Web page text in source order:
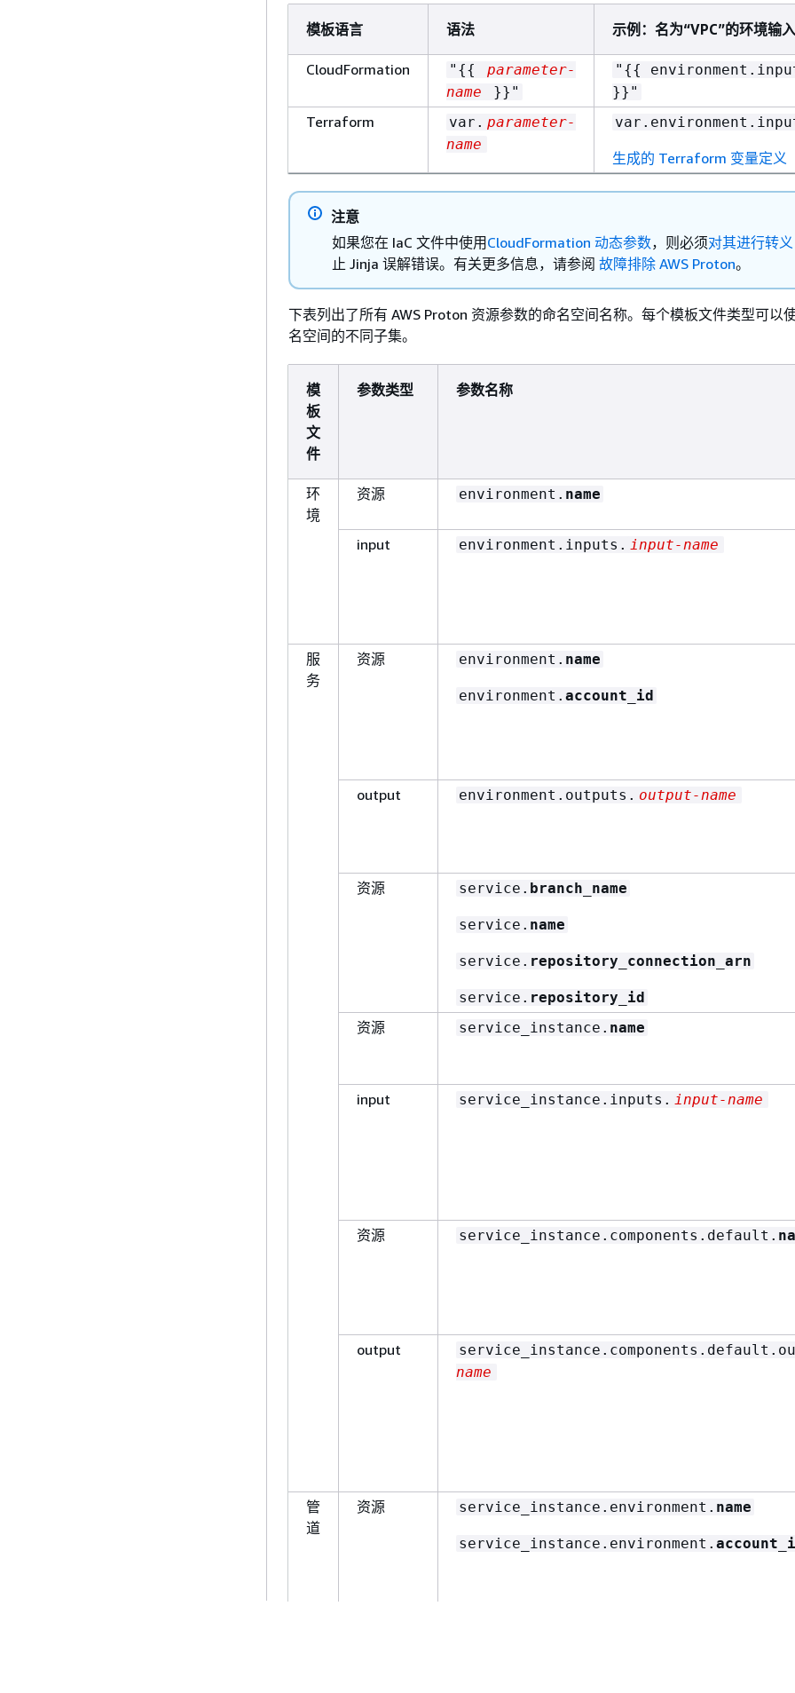
模板语言 语法 示例：名为“VPC”的环境输入
CloudFormation " {{
parameter-
name
}}"
" {{
}}"
Terraform var. parameter-
name
生成的 Terraform 变量定义
注意
如果您在 IaC 文件中使用 CloudFormation 动态参数，则必须对其进行转义
止 Jinja 误解错误。有关更多信息，请参阅 故障排除 AWS Proton。
下表列出了所有 AWS Proton 资源参数的命名空间名称。每个模板文件类型可以
名空间的不同子集。
模
板
文
件
参数类型 参数名称
环
境
资源 environment. name
input
environment.inputs. input-name
服
务
资源 environment. name
environment. account_id
output
environment.outputs. output-name
资源
service. branch_name
service. name
service. repository_connection_arn
service. repository_id
资源 service_instance. name
input
service_instance.inputs. input-name
资源
service_instance.components.default.
output
name
管
道
资源 service_instance.environment. name
service_instance.environment.